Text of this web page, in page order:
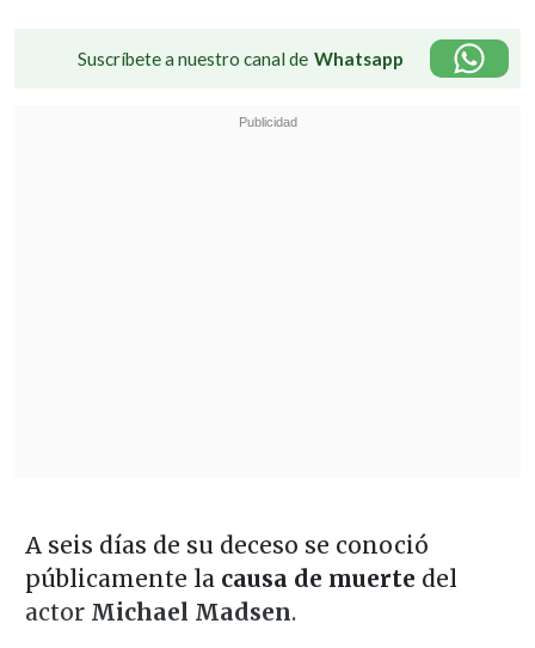
Suscríbete a nuestro canal de Whatsapp
A seis días de su deceso se conoció
públicamente la causa de muerte del
actor Michael Madsen.